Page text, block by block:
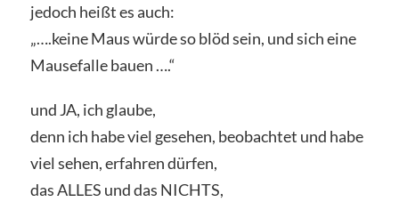
jedoch heißt es auch:
„….keine Maus würde so blöd sein, und sich eine
Mausefalle bauen ….“
und JA, ich glaube,
denn ich habe viel gesehen, beobachtet und habe
viel sehen, erfahren dürfen,
das ALLES und das NICHTS,